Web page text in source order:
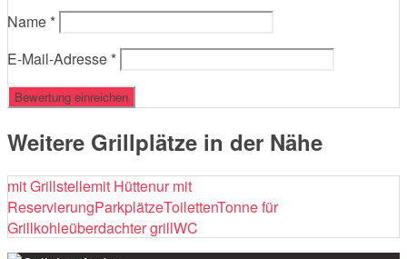
Name *
E-Mail-Adresse *
Weitere Grillplätze in der Nähe
mit Grillstellemit Hüttenur mit
ReservierungParkplätzeToilettenTonne für
Grillkohleüberdachter grillWC